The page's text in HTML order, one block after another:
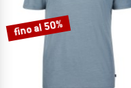
fino al 50%